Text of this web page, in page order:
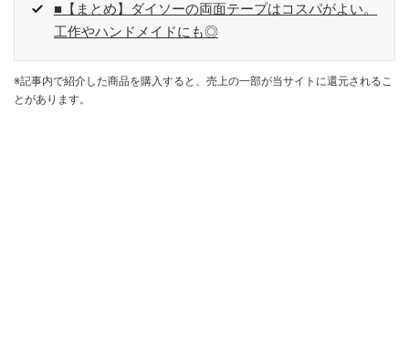
■【まとめ】ダイソーの両面テープはコスパがよい。
工作やハンドメイドにも◎
※記事内で紹介した商品を購入すると、売上の一部が当サイトに還元されるこ
とがあります。